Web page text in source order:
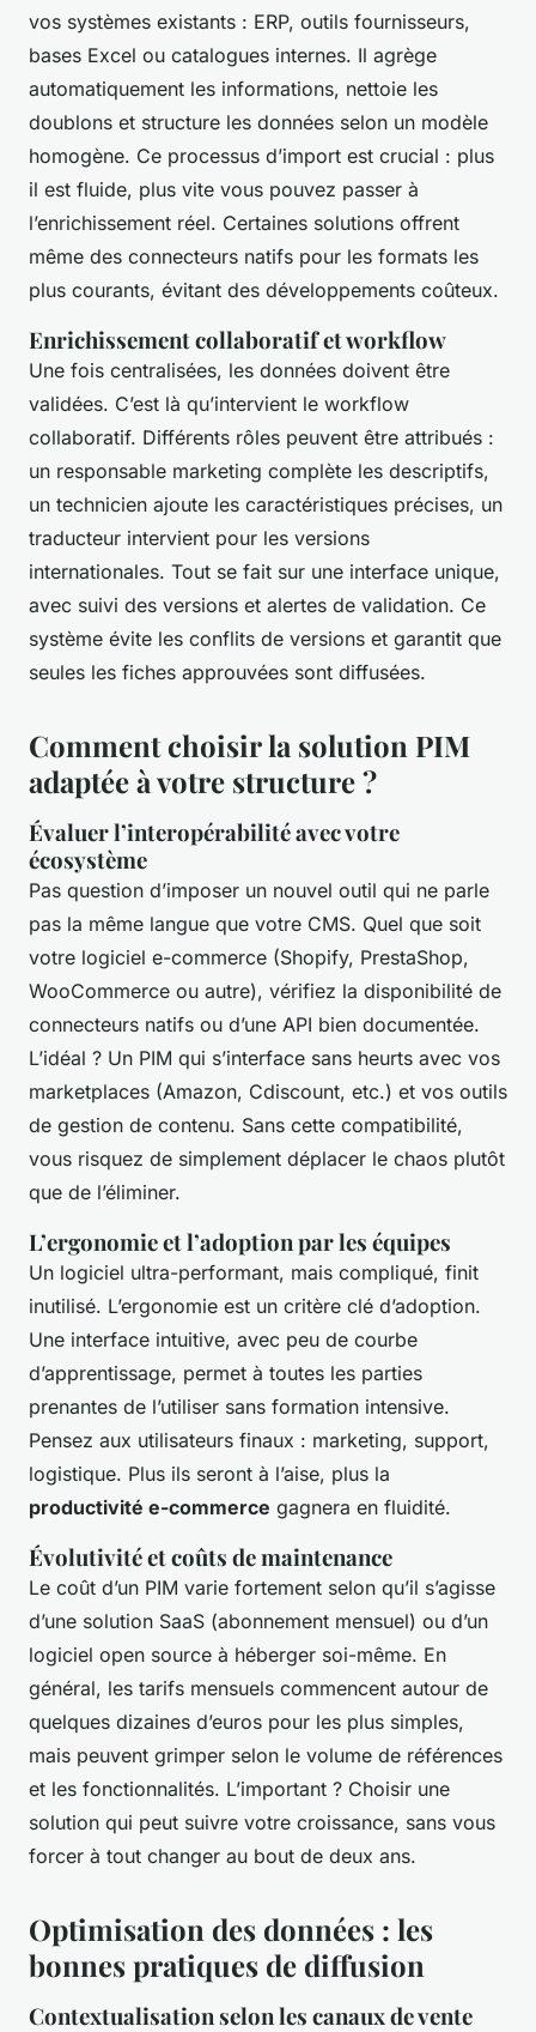
vos systèmes existants : ERP, outils fournisseurs,
bases Excel ou catalogues internes. Il agrège
automatiquement les informations, nettoie les
doublons et structure les données selon un modèle
homogène. Ce processus d’import est crucial : plus
il est fluide, plus vite vous pouvez passer à
l’enrichissement réel. Certaines solutions offrent
même des connecteurs natifs pour les formats les
plus courants, évitant des développements coûteux.
Enrichissement collaboratif et workflow
Une fois centralisées, les données doivent être
validées. C’est là qu’intervient le workflow
collaboratif. Différents rôles peuvent être attribués :
un responsable marketing complète les descriptifs,
un technicien ajoute les caractéristiques précises, un
traducteur intervient pour les versions
internationales. Tout se fait sur une interface unique,
avec suivi des versions et alertes de validation. Ce
système évite les conflits de versions et garantit que
seules les fiches approuvées sont diffusées.
Comment choisir la solution PIM
adaptée à votre structure ?
Évaluer l’interopérabilité avec votre
écosystème
Pas question d’imposer un nouvel outil qui ne parle
pas la même langue que votre CMS. Quel que soit
votre logiciel e-commerce (Shopify, PrestaShop,
WooCommerce ou autre), vérifiez la disponibilité de
connecteurs natifs ou d’une API bien documentée.
L’idéal ? Un PIM qui s’interface sans heurts avec vos
marketplaces (Amazon, Cdiscount, etc.) et vos outils
de gestion de contenu. Sans cette compatibilité,
vous risquez de simplement déplacer le chaos plutôt
que de l’éliminer.
L’ergonomie et l’adoption par les équipes
Un logiciel ultra-performant, mais compliqué, finit
inutilisé. L’ergonomie est un critère clé d’adoption.
Une interface intuitive, avec peu de courbe
d’apprentissage, permet à toutes les parties
prenantes de l’utiliser sans formation intensive.
Pensez aux utilisateurs finaux : marketing, support,
logistique. Plus ils seront à l’aise, plus la
productivité e-commerce gagnera en fluidité.
Évolutivité et coûts de maintenance
Le coût d’un PIM varie fortement selon qu’il s’agisse
d’une solution SaaS (abonnement mensuel) ou d’un
logiciel open source à héberger soi-même. En
général, les tarifs mensuels commencent autour de
quelques dizaines d’euros pour les plus simples,
mais peuvent grimper selon le volume de références
et les fonctionnalités. L’important ? Choisir une
solution qui peut suivre votre croissance, sans vous
forcer à tout changer au bout de deux ans.
Optimisation des données : les
bonnes pratiques de diffusion
Contextualisation selon les canaux de vente